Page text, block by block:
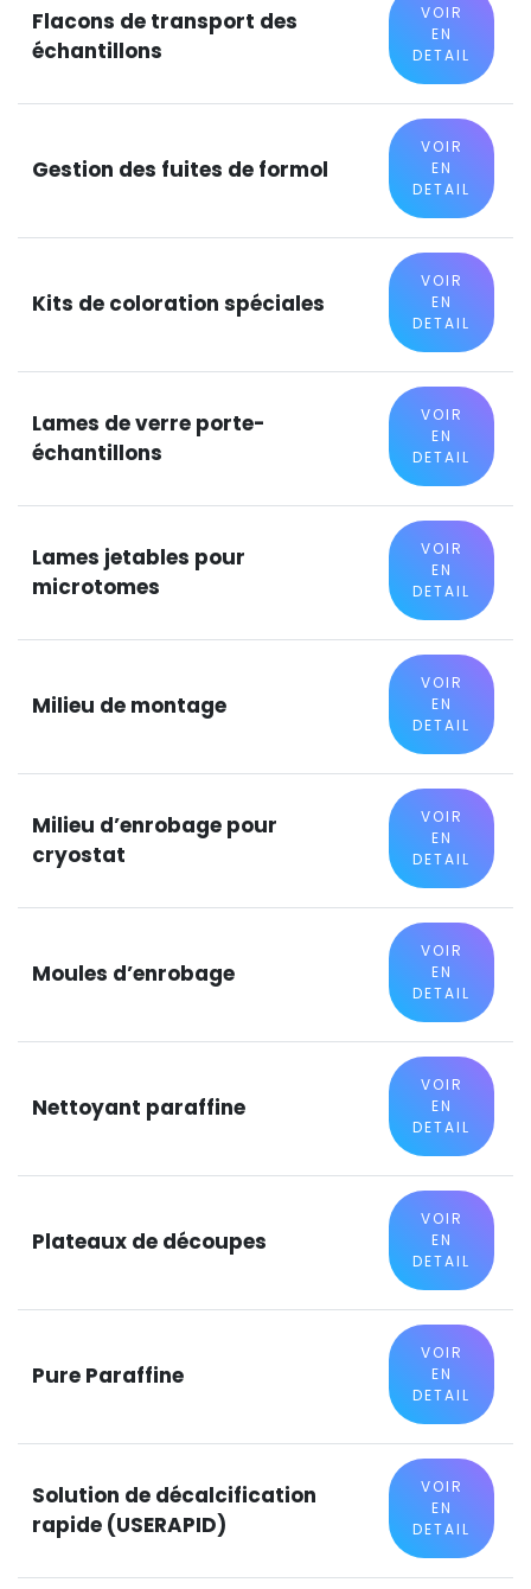
Flacons de transport des
échantillons
VOIR
EN
DETAIL
Gestion des fuites de formol
VOIR
EN
DETAIL
Kits de coloration spéciales
VOIR
EN
DETAIL
Lames de verre porte-
échantillons
VOIR
EN
DETAIL
Lames jetables pour
microtomes
VOIR
EN
DETAIL
Milieu de montage
VOIR
EN
DETAIL
Milieu d’enrobage pour
cryostat
VOIR
EN
DETAIL
Moules d’enrobage
VOIR
EN
DETAIL
Nettoyant paraffine
VOIR
EN
DETAIL
Plateaux de découpes
VOIR
EN
DETAIL
Pure Paraffine
VOIR
EN
DETAIL
Solution de décalcification
rapide (USERAPID)
VOIR
EN
DETAIL